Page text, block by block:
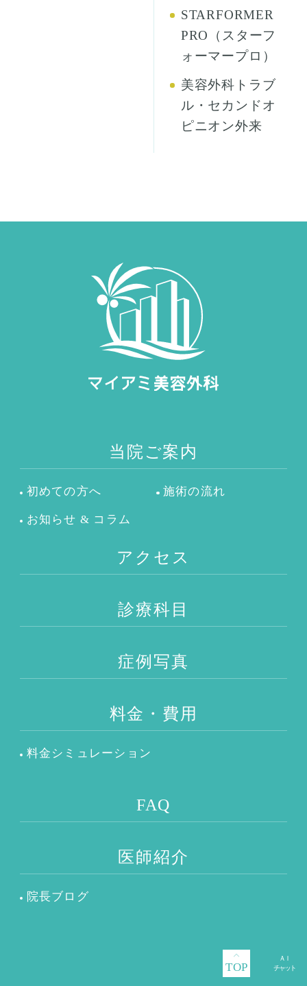
TOP
STARFORMER
PRO（スターフ
ォーマープロ）
美容外科トラブ
ル・セカンドオ
ピニオン外来
当院ご案内
初めての方へ 施術の流れ
お知らせ & コラム
アクセス
診療科目
症例写真
料金・費用
料金シミュレーション
FAQ
医師紹介
院長ブログ